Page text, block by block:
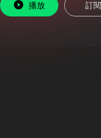
播放 訂閱